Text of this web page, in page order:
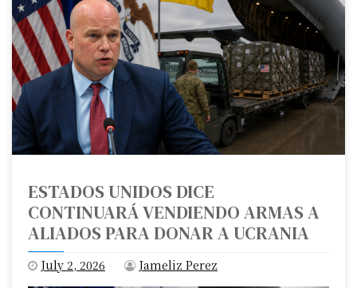
ESTADOS UNIDOS DICE
CONTINUARÁ VENDIENDO ARMAS A
ALIADOS PARA DONAR A UCRANIA
July 2, 2026 Jameliz Perez